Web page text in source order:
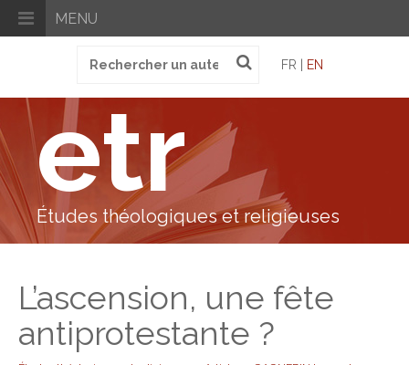
MENU
pour
FR | EN
etr
Études théologiques et religieuses
L’ascension, une fête
antiprotestante ?